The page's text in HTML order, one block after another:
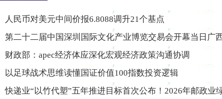
人民币对美元中间价报6.8088调升21个基点
第二十二届中国深圳国际文化产业博览交易会开幕当日广
财政部：apec经济体应深化宏观经济政策沟通协调
以足球战术思维读懂国证价值100指数投资逻辑
快递业“以竹代塑”五年推进目标首次公布！2026年邮政业